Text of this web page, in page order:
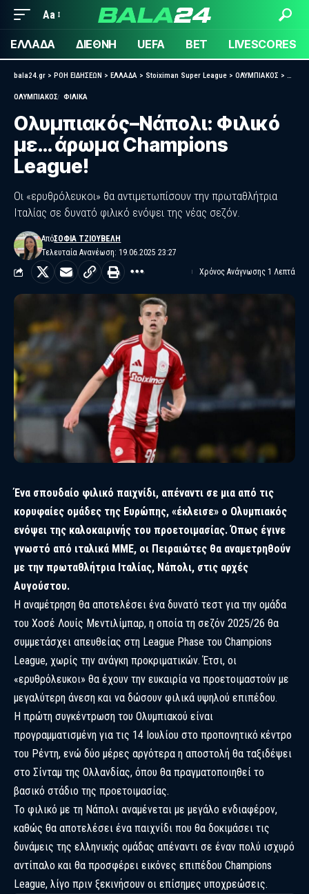
Aa
ΕΛΛΑΔΑ ΔΙΕΘΝΗ UEFA BET LIVESCORES
bala24.gr > ΡΟΗ ΕΙΔΗΣΕΩΝ > ΕΛΛΑΔΑ > Stoiximan Super League > ΟΛΥΜΠΙΑΚΟΣ >
ΟΛΥΜΠΙΑΚΟΣ ΦΙΛΙΚΑ
Ολυμπιακός–Νάπολι: Φιλικό
με… άρωμα Champions
League!
Οι «ερυθρόλευκοι» θα αντιμετωπίσουν την πρωταθλήτρια
Ιταλίας σε δυνατό φιλικό ενόψει της νέας σεζόν.
Τελευταία Ανανέωση: 19.06.2025 23:27
ΑπόΣΟΦΊΑ ΤΖΙΟΎΒΕΛΗ
Χρόνος Ανάγνωσης 1 Λεπτά
Ένα σπουδαίο φιλικό παιχνίδι, απέναντι σε μια από τις
κορυφαίες ομάδες της Ευρώπης, «έκλεισε» ο Ολυμπιακός
ενόψει της καλοκαιρινής του προετοιμασίας. Όπως έγινε
γνωστό από ιταλικά ΜΜΕ, οι Πειραιώτες θα αναμετρηθούν
με την πρωταθλήτρια Ιταλίας, Νάπολι, στις αρχές
Αυγούστου.
Η αναμέτρηση θα αποτελέσει ένα δυνατό τεστ για την ομάδα
του Χοσέ Λουίς Μεντιλίμπαρ, η οποία τη σεζόν 2025/26 θα
συμμετάσχει απευθείας στη League Phase του Champions
League, χωρίς την ανάγκη προκριματικών. Έτσι, οι
«ερυθρόλευκοι» θα έχουν την ευκαιρία να προετοιμαστούν με
μεγαλύτερη άνεση και να δώσουν φιλικά υψηλού επιπέδου.
Η πρώτη συγκέντρωση του Ολυμπιακού είναι
προγραμματισμένη για τις 14 Ιουλίου στο προπονητικό κέντρο
του Ρέντη, ενώ δύο μέρες αργότερα η αποστολή θα ταξιδέψει
στο Σίνταμ της Ολλανδίας, όπου θα πραγματοποιηθεί το
βασικό στάδιο της προετοιμασίας.
Το φιλικό με τη Νάπολι αναμένεται με μεγάλο ενδιαφέρον,
καθώς θα αποτελέσει ένα παιχνίδι που θα δοκιμάσει τις
δυνάμεις της ελληνικής ομάδας απέναντι σε έναν πολύ ισχυρό
αντίπαλο και θα προσφέρει εικόνες επιπέδου Champions
League, λίγο πριν ξεκινήσουν οι επίσημες υποχρεώσεις.